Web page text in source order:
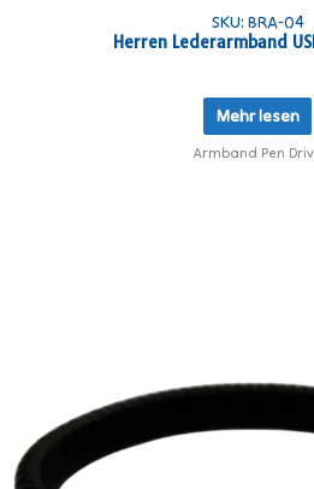
SKU: BRA-04
Herren Lederarmband
Mehr lesen
Armband Pen